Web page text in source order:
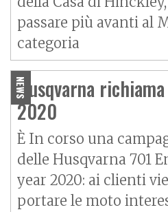
passare più avanti al
categoria
NEWS
Husqvarna
2020
È In corso una
delle Husqvarna 701
year 2020: ai clienti
portare le moto